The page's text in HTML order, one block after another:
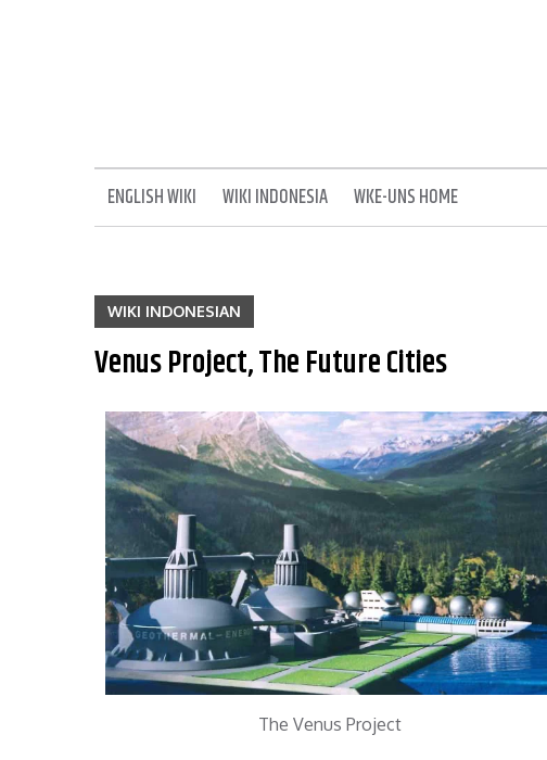
ENGLISH WIKI WIKI INDONESIA WKE-UNS HOME
WIKI INDONESIAN
Venus Project, The Future Cities
The Venus Project